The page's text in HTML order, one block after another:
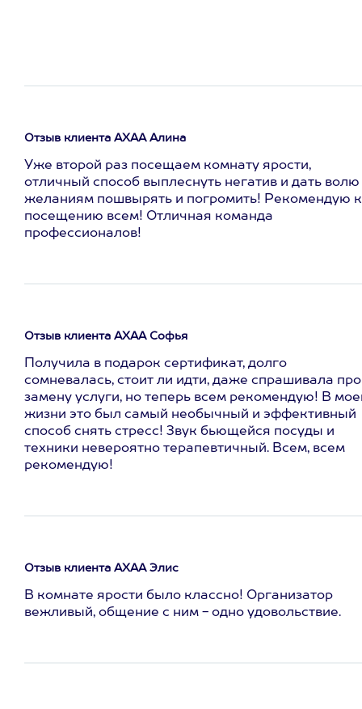
Отзыв клиента АХАА Алина
Уже второй раз посещаем комнату ярости,
отличный способ выплеснуть негатив и дать волю
желаниям пошвырять и погромить! Рекомендую к
посещению всем! Отличная команда
профессионалов!
Отзыв клиента АХАА Софья
Получила в подарок сертификат, долго
сомневалась, стоит ли идти, даже спрашивала про
замену услуги, но теперь всем рекомендую! В
жизни это был самый необычный и эффективный
способ снять стресс! Звук бьющейся посуды и
техники невероятно терапевтичный. Всем, всем
рекомендую!
Отзыв клиента АХАА Элис
В комнате ярости было классно! Организатор
вежливый, общение с ним - одно удовольствие.